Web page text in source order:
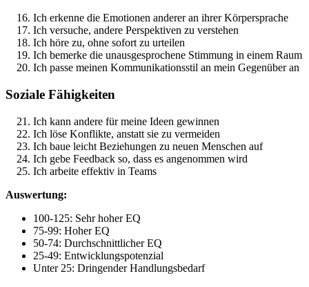
Ich erkenne die Emotionen anderer an ihrer Körpersprache
Ich versuche, andere Perspektiven zu verstehen
Ich höre zu, ohne sofort zu urteilen
Ich bemerke die unausgesprochene Stimmung in einem Raum
Ich passe meinen Kommunikationsstil an mein Gegenüber an
Soziale Fähigkeiten
Ich kann andere für meine Ideen gewinnen
Ich löse Konflikte, anstatt sie zu vermeiden
Ich baue leicht Beziehungen zu neuen Menschen auf
Ich gebe Feedback so, dass es angenommen wird
Ich arbeite effektiv in Teams
Auswertung:
100-125: Sehr hoher EQ
75-99: Hoher EQ
50-74: Durchschnittlicher EQ
25-49: Entwicklungspotenzial
Unter 25: Dringender Handlungsbedarf